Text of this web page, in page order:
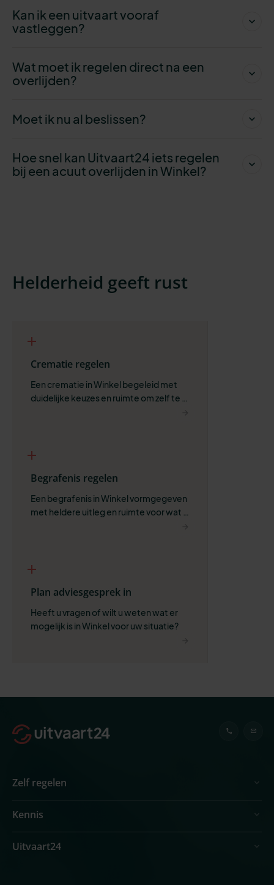
Kan ik een uitvaart vooraf
vastleggen?
Wat moet ik regelen direct na een
overlijden?
Moet ik nu al beslissen?
Hoe snel kan Uitvaart24 iets regelen
bij een acuut overlijden in Winkel?
Helderheid geeft rust
Crematie regelen
Een crematie in Winkel begeleid met
duidelijke keuzes en ruimte om zelf te
Begrafenis regelen
Een begrafenis in Winkel vormgegeven
met heldere uitleg en ruimte voor wat
Plan adviesgesprek in
Heeft u vragen of wilt u weten wat er
mogelijk is in Winkel voor uw situatie?
Zelf regelen
Kennis
Uitvaart24